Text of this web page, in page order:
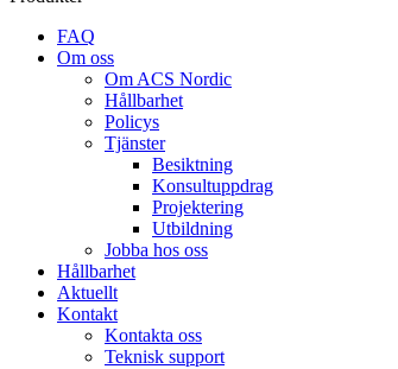
FAQ
Om oss
Om ACS Nordic
Hållbarhet
Policys
Tjänster
Besiktning
Konsultuppdrag
Projektering
Utbildning
Jobba hos oss
Hållbarhet
Aktuellt
Kontakt
Kontakta oss
Teknisk support